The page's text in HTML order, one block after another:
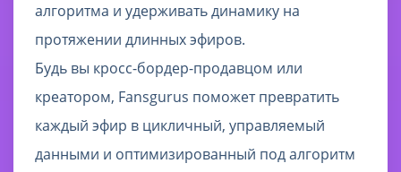
алгоритма и удерживать динамику на
протяжении длинных эфиров.
Будь вы кросс-бордер-продавцом или
креатором, Fansgurus поможет превратить
каждый эфир в цикличный, управляемый
данными и оптимизированный под алгоритм